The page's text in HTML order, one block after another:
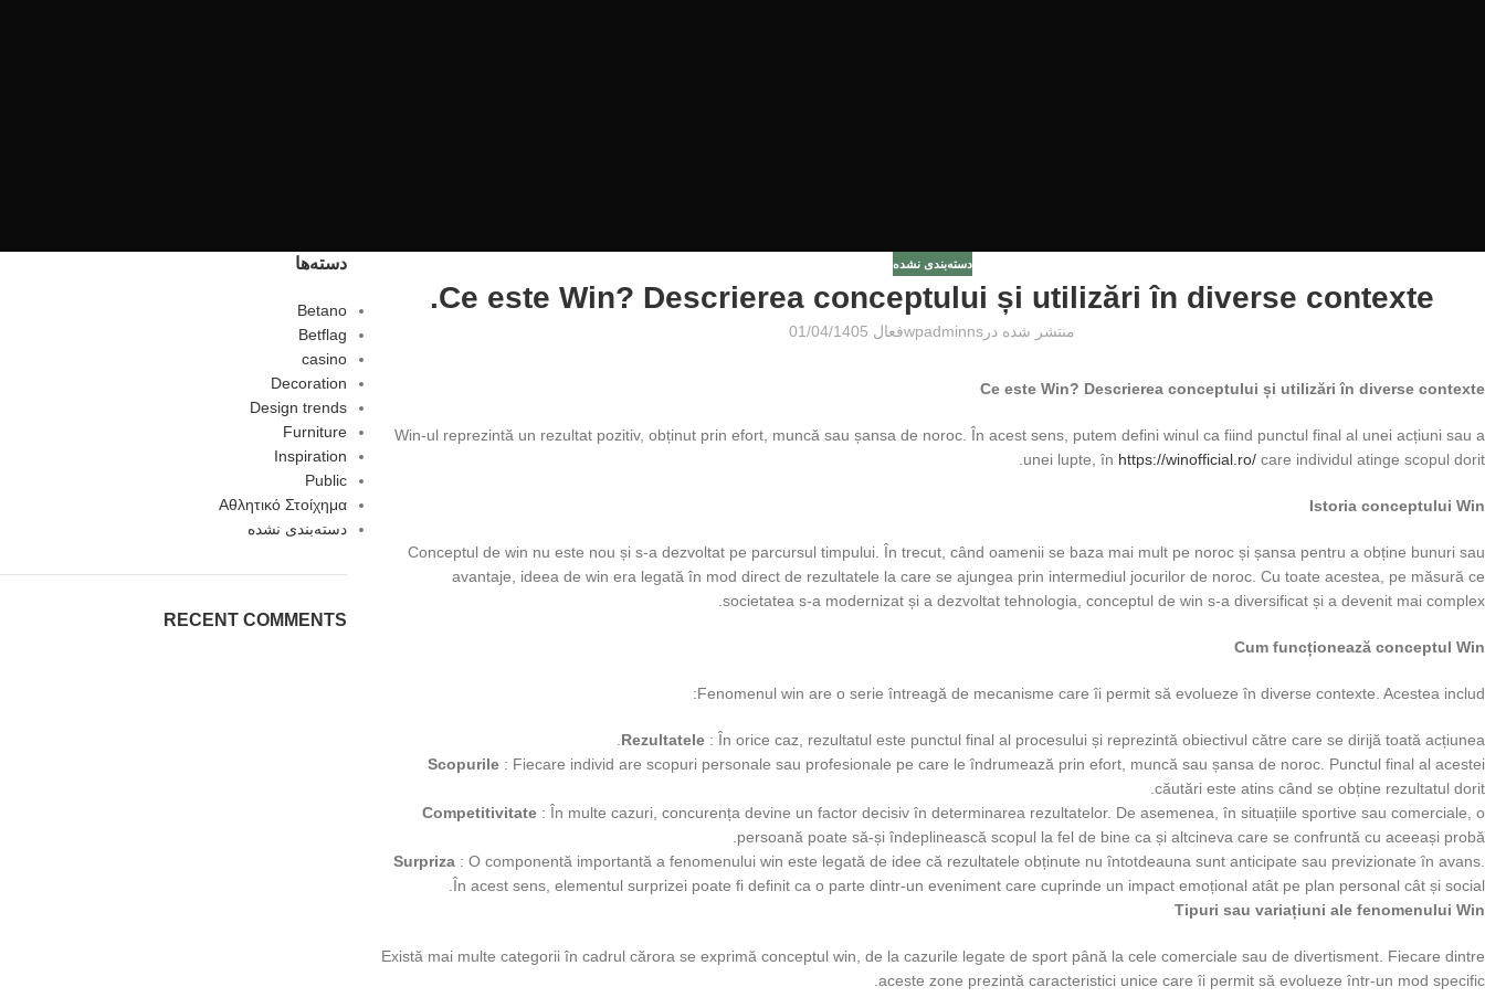
دسته‌بندی نشده
Ce este Win? Descrierea conceptului și utilizări în diverse contexte.
منتشر شده در wpadminnsفعال 01/04/1405
Ce este Win? Descrierea conceptului și utilizări în diverse contexte
Win-ul reprezintă un rezultat pozitiv, obținut prin efort, muncă sau șansa de noroc. În acest sens, putem defini winul ca fiind punctul final al unei acțiuni sau a
unei lupte, în https://winofficial.ro/ care individul atinge scopul dorit.
Istoria conceptului Win
Conceptul de win nu este nou și s-a dezvoltat pe parcursul timpului. În trecut, când oamenii se baza mai mult pe noroc și șansa pentru a obține bunuri sau
avantaje, ideea de win era legată în mod direct de rezultatele la care se ajungea prin intermediul jocurilor de noroc. Cu toate acestea, pe măsură ce
societatea s-a modernizat și a dezvoltat tehnologia, conceptul de win s-a diversificat și a devenit mai complex.
Cum funcționează conceptul Win
Fenomenul win are o serie întreagă de mecanisme care îi permit să evolueze în diverse contexte. Acestea includ:
Rezultatele : În orice caz, rezultatul este punctul final al procesului și reprezintă obiectivul către care se dirijă toată acțiunea.
Scopurile : Fiecare individ are scopuri personale sau profesionale pe care le îndrumează prin efort, muncă sau șansa de noroc. Punctul final al acestei
căutări este atins când se obține rezultatul dorit.
Competitivitate : În multe cazuri, concurența devine un factor decisiv în determinarea rezultatelor. De asemenea, în situațiile sportive sau comerciale, o
persoană poate să-și îndeplinească scopul la fel de bine ca și altcineva care se confruntă cu aceeași probă.
Surpriza : O componentă importantă a fenomenului win este legată de idee că rezultatele obținute nu întotdeauna sunt anticipate sau previzionate în avans.
În acest sens, elementul surprizei poate fi definit ca o parte dintr-un eveniment care cuprinde un impact emoțional atât pe plan personal cât și social.
Tipuri sau variațiuni ale fenomenului Win
Există mai multe categorii în cadrul cărora se exprimă conceptul win, de la cazurile legate de sport până la cele comerciale sau de divertisment. Fiecare dintre
aceste zone prezintă caracteristici unice care îi permit să evolueze într-un mod specific.
دسته‌ها
Betano
Betflag
casino
Decoration
Design trends
Furniture
Inspiration
Public
Αθλητικό Στοίχημα
دسته‌بندی نشده
RECENT COMMENTS